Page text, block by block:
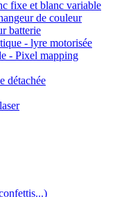
fixe et blanc variable
de couleur
batterie
- lyre motorisée
- Pixel mapping
détachée